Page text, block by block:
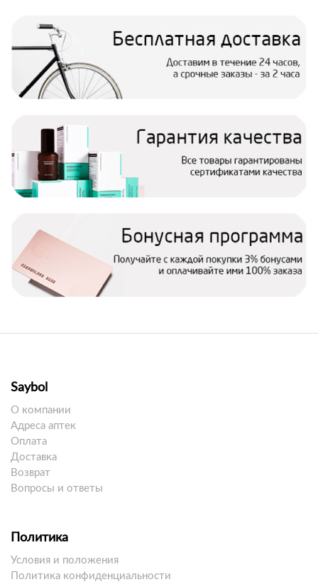
Saybol
О компании
Адреса аптек
Оплата
Доставка
Возврат
Вопросы и ответы
Политика
Условия и положения
Политика конфиденциальности